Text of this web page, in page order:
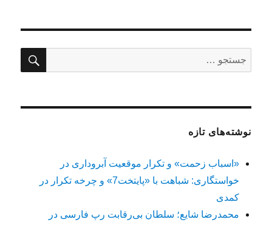
برای:
نوشته‌های تازه
«اسباب زحمت» و تکرار موقعیت آبروداری در
خواستگاری: شباهت با «پایتخت7» و چرخه تکرار در
کمدی
محمدرضا شایع؛ سلطان بی‌رقابت رپ فارسی در